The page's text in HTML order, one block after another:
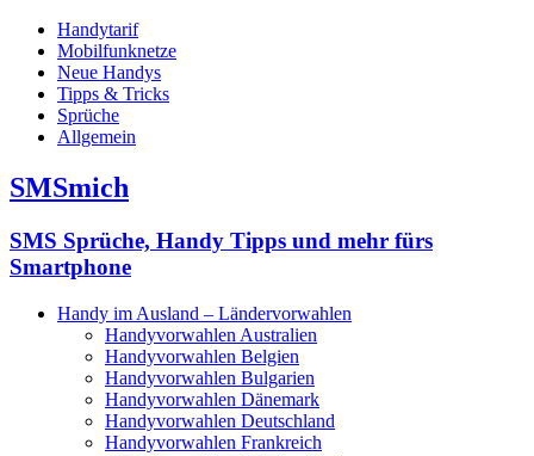
Handytarif
Mobilfunknetze
Neue Handys
Tipps & Tricks
Sprüche
Allgemein
SMSmich
SMS Sprüche, Handy Tipps und mehr fürs
Smartphone
Handy im Ausland – Ländervorwahlen
Handyvorwahlen Australien
Handyvorwahlen Belgien
Handyvorwahlen Bulgarien
Handyvorwahlen Dänemark
Handyvorwahlen Deutschland
Handyvorwahlen Frankreich